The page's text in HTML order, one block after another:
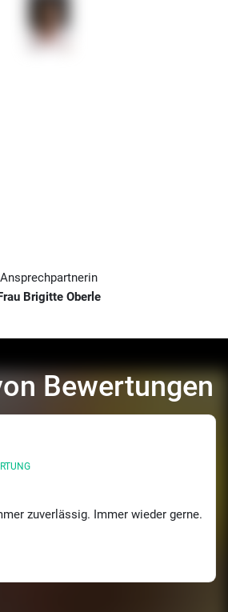
Ansprechpartnerin
Brigitte Oberle
Bewertungen
Jahrzehnten, immer zuverlässig. Immer wieder gerne.